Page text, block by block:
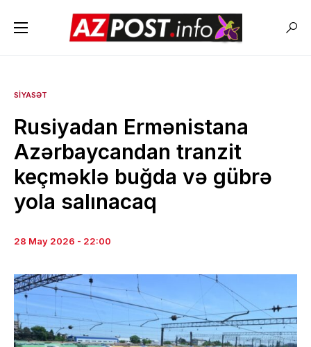
SIYASƏT
Rusiyadan Ermənistana
Azərbaycandan tranzit
keçməklə buğda və gübrə
yola salınacaq
28 May 2026 - 22:00